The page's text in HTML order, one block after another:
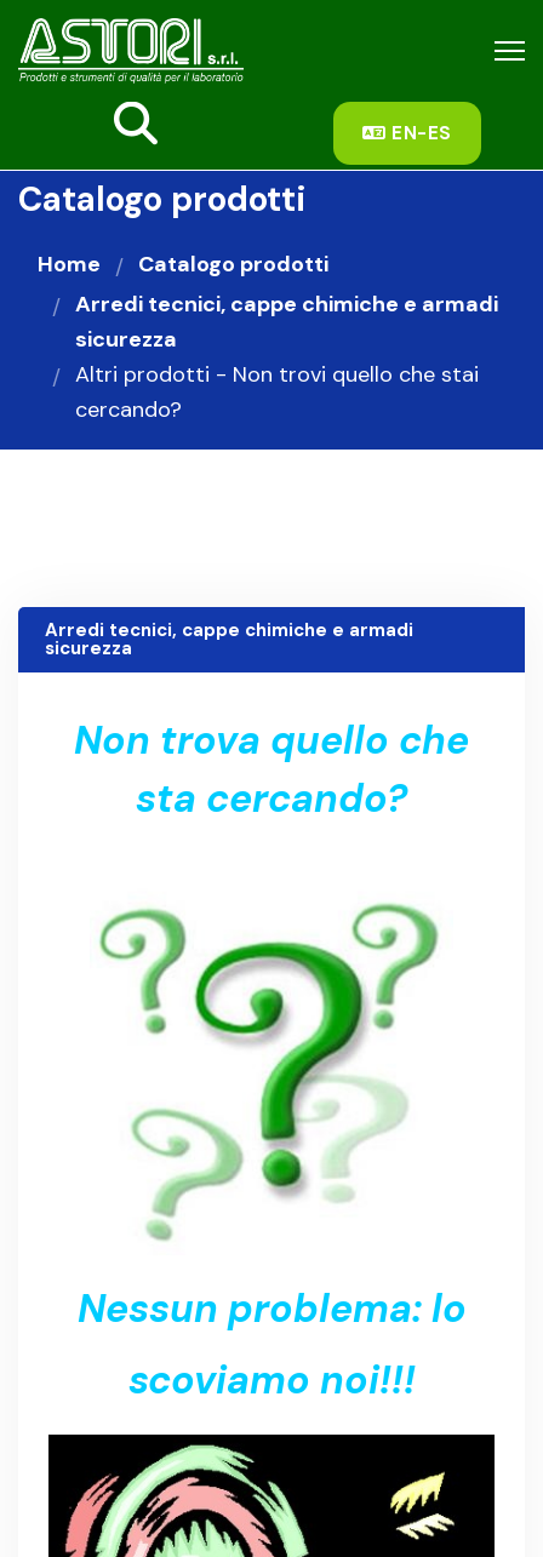
fa-
search
EN-ES
Catalogo prodotti
Home
Catalogo prodotti
Arredi tecnici, cappe chimiche e armadi
sicurezza
Altri prodotti - Non trovi quello che stai
cercando?
Non trova quello che
sta cercando?
Nessun problema: lo
scoviamo noi!!!
Arredi tecnici, cappe chimiche e armadi
sicurezza
21 Gennaio 2011